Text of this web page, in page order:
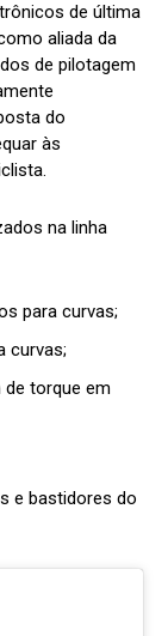
de última
aliada da
de pilotagem
do
às
na linha
para curvas;
curvas;
de torque em
e bastidores do